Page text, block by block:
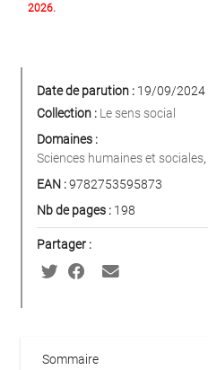
2026.
Date de parution : 19/09/2024
Collection : Le sens social
Domaines :
Sciences humaines et sociales,
EAN :9782753595873
Nb de pages : 198
Partager :
Sommaire